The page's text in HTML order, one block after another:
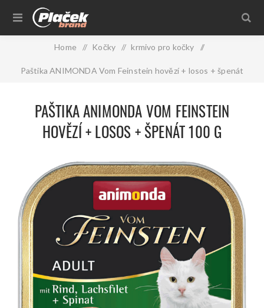
Home / Kočky / krmivo pro kočky /
Paštika ANIMONDA Vom Feinstein hovězí + losos + špenát
PAŠTIKA ANIMONDA VOM FEINSTEIN
HOVĚZÍ + LOSOS + ŠPENÁT 100 G